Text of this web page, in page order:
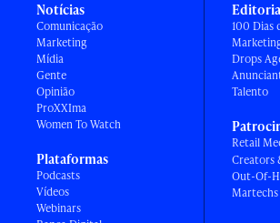
Notícias
Comunicação
Marketing
Mídia
Gente
Opinião
ProXXIma
Women To Watch
Plataformas
Podcasts
Vídeos
Webinars
100 Dias
Drops
Talento
Retail
Creators
Out-Of-